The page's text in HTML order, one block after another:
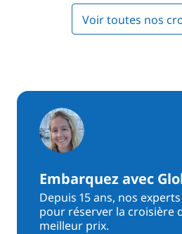
Voir toutes nos
Embarquez avec
Depuis 15 ans, nos
pour réserver la croisière
meilleur prix.